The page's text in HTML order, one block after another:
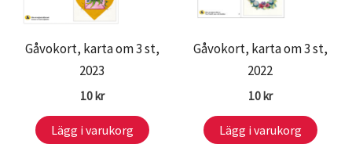
Gåvokort, karta om 3 st,
2023
10kr
Lägg i varukorg
Gåvokort, karta om 3 st,
2022
10kr
Lägg i varukorg